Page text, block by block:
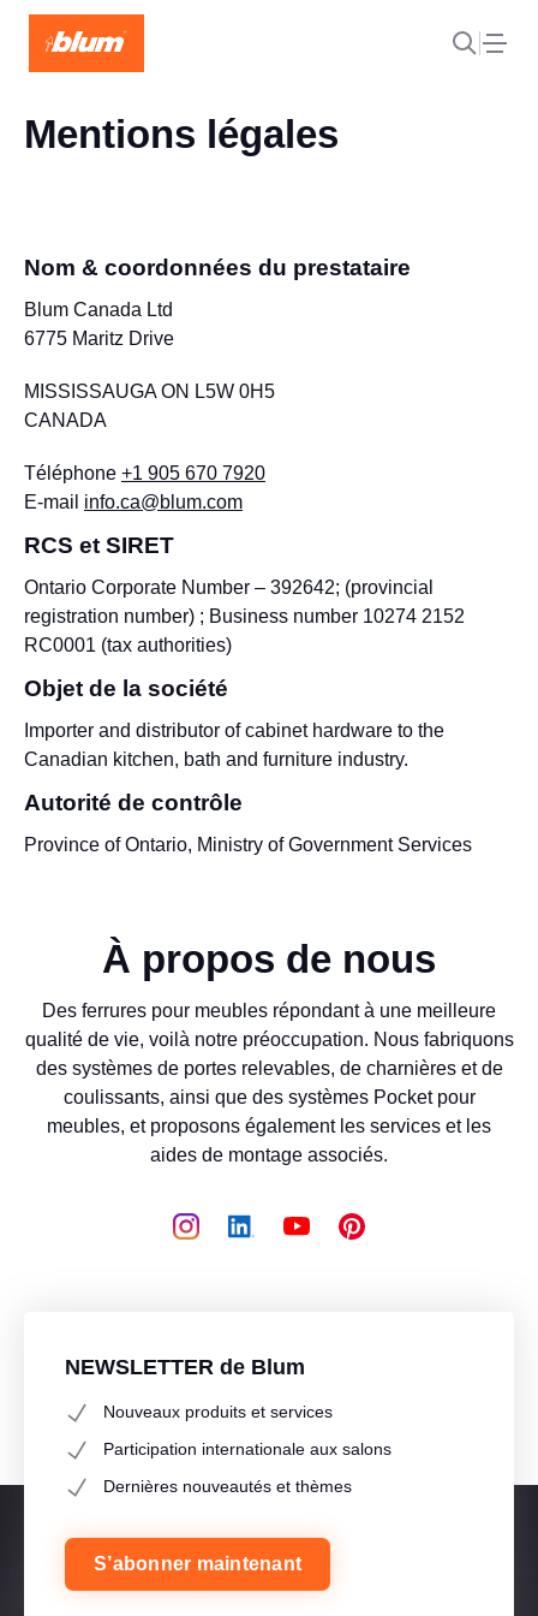
Mentions légales
Nom & coordonnées du prestataire
Blum Canada Ltd
6775 Maritz Drive
MISSISSAUGA ON L5W 0H5
CANADA
Téléphone +1 905 670 7920
E-mail info.ca@blum.com
RCS et SIRET
Ontario Corporate Number – 392642; (provincial
registration number) ; Business number 10274 2152
RC0001 (tax authorities)
Objet de la société
Importer and distributor of cabinet hardware to the
Canadian kitchen, bath and furniture industry.
Autorité de contrôle
Province of Ontario, Ministry of Government Services
À propos de nous
Des ferrures pour meubles répondant à une meilleure
qualité de vie, voilà notre préoccupation. Nous fabriquons
des systèmes de portes relevables, de charnières et de
coulissants, ainsi que des systèmes Pocket pour
meubles, et proposons également les services et les
aides de montage associés.
NEWSLETTER de Blum
Nouveaux produits et services
Participation internationale aux salons
Dernières nouveautés et thèmes
S’abonner maintenant